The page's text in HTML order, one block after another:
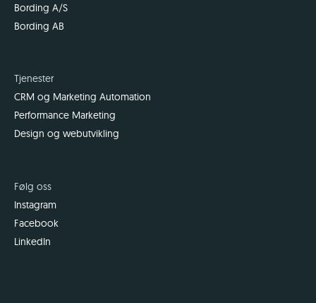
Bording A/S
Bording AB
Tjenester
CRM og Marketing Automation
Performance Marketing
Design og webutvikling
Følg oss
Instagram
Facebook
LinkedIn